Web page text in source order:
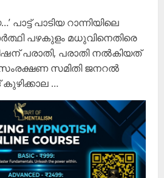
പാട്ട് പാടിയ റാന്നിയിലെ
പഴകുളം മധുവിനെതിരെ
പരാതി, പരാതി നല്‍കിയത്
സമിതി ജനറല്‍
…